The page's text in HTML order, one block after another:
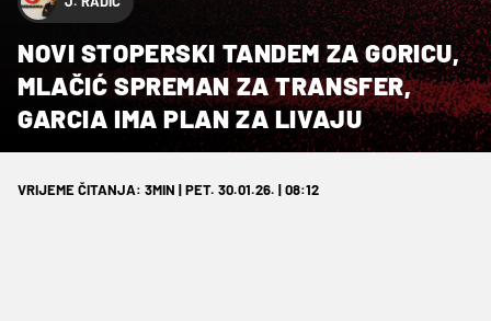
NOVI STOPERSKI TANDEM ZA GORICU,
MLAČIĆ SPREMAN ZA TRANSFER,
GARCIA IMA PLAN ZA LIVAJU
VRIJEME ČITANJA: 3MIN | PET. 30.01.26. | 08:12